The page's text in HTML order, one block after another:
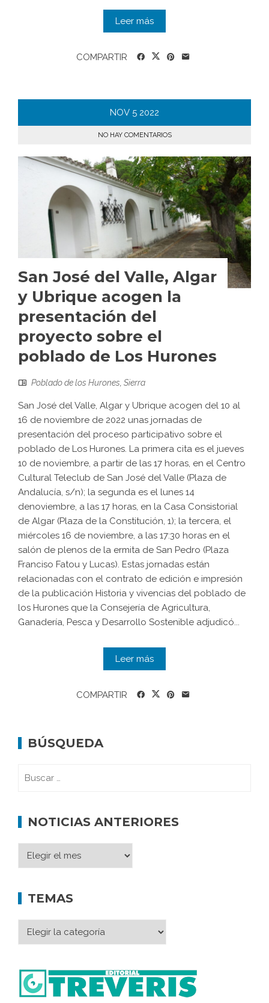
Leer más
COMPARTIR
NOV 5 2022
NO HAY COMENTARIOS
San José del Valle, Algar
y Ubrique acogen la
presentación del
proyecto sobre el
poblado de Los Hurones
Poblado de los Hurones Sierra
San José del Valle, Algar y Ubrique acogen del 10 al
16 de noviembre de 2022 unas jornadas de
presentación del proceso participativo sobre el
poblado de Los Hurones. La primera cita es el jueves
10 de noviembre, a partir de las 17 horas, en el Centro
Cultural Teleclub de San José del Valle (Plaza de
Andalucía, s/n); la segunda es el lunes 14
denoviembre, a las 17 horas, en la Casa Consistorial
de Algar (Plaza de la Constitución, 1); la tercera, el
miércoles 16 de noviembre, a las 17:30 horas en el
salón de plenos de la ermita de San Pedro (Plaza
Franciso Fatou y Lucas). Estas jornadas están
relacionadas con el contrato de edición e impresión
de la publicación Historia y vivencias del poblado de
los Hurones que la Consejería de Agricultura,
Ganadería, Pesca y Desarrollo Sostenible adjudicó...
Leer más
COMPARTIR
BÚSQUEDA
NOTICIAS ANTERIORES
TEMAS